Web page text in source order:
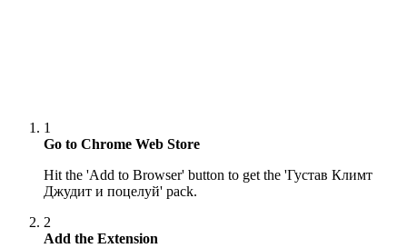
1
Go to Chrome Web Store
Hit the 'Add to Browser' button to get the 'Густав Климт
Джудит и поцелуй' pack.
2
Add the Extension